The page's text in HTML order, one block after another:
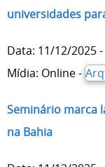
universidades
Data: 11/12/2025
Mídia: Online -
Seminário marca
na Bahia